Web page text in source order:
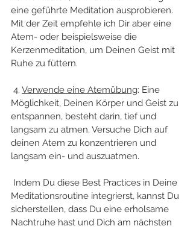
eine geführte Meditation ausprobieren.
Mit der Zeit empfehle ich Dir aber eine
Atem- oder beispielsweise die
Kerzenmeditation, um Deinen Geist mit
Ruhe zu füttern.
4. Verwende eine Atemübung: Eine
Möglichkeit, Deinen Körper und Geist zu
entspannen, besteht darin, tief und
langsam zu atmen. Versuche Dich auf
deinen Atem zu konzentrieren und
langsam ein- und auszuatmen.
Meditationsroutine integrierst, kannst Du
sicherstellen, dass Du eine erholsame
Nachtruhe hast und Dich am nächsten